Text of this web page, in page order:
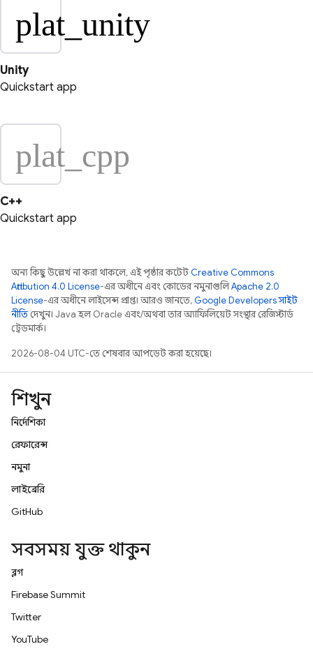
plat_unity
Unity
Quickstart app
plat_cpp
C++
Quickstart app
অন্য কিছু উল্লেখ না করা থাকলে, এই পৃষ্ঠার কন্টেন্টCreative Commons
Attribution 4.0 License-এর অধীনে এবং কোডের নমুনাগুলিApache 2.0
License-এর অধীনে লাইসেন্স প্রাপ্ত। আরও জানতে,Google Developers সাইট
নীতি দেখুন। Java হল Oracle এবং/অথবা তার অ্যাফিলিয়েট সংস্থার রেজিস্টার্ড
ট্রেডমার্ক।
2026-08-04 UTC-তে শেষবার আপডেট করা হয়েছে।
শিখুন
নির্দেশিকা
রেফারেন্স
নমুনা
লাইব্রেরি
GitHub
সবসময় যুক্ত থাকুন
ব্লগ
Firebase Summit
Twitter
YouTube